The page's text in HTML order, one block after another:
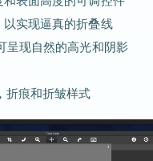
实现逼真的折叠线
呈现自然的高光和阴影
折痕和折皱样式